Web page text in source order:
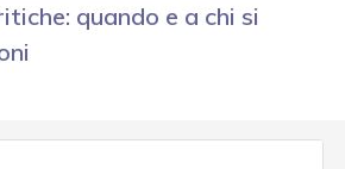
quando e a chi si